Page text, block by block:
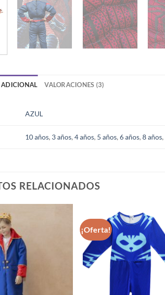
VALORACIONES (3)
AZUL
10 años, 3 años,4 años, 5 años,6 años,8 años,
RELACIONADOS
¡Oferta!